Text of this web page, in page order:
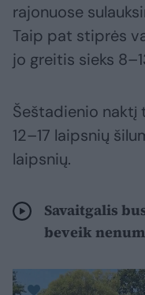
rajonuose
Taip pat stiprės
jo greitis sieks
Šeštadienio naktį
12–17 laipsnių
laipsnių.
Savaitgalis
beveik